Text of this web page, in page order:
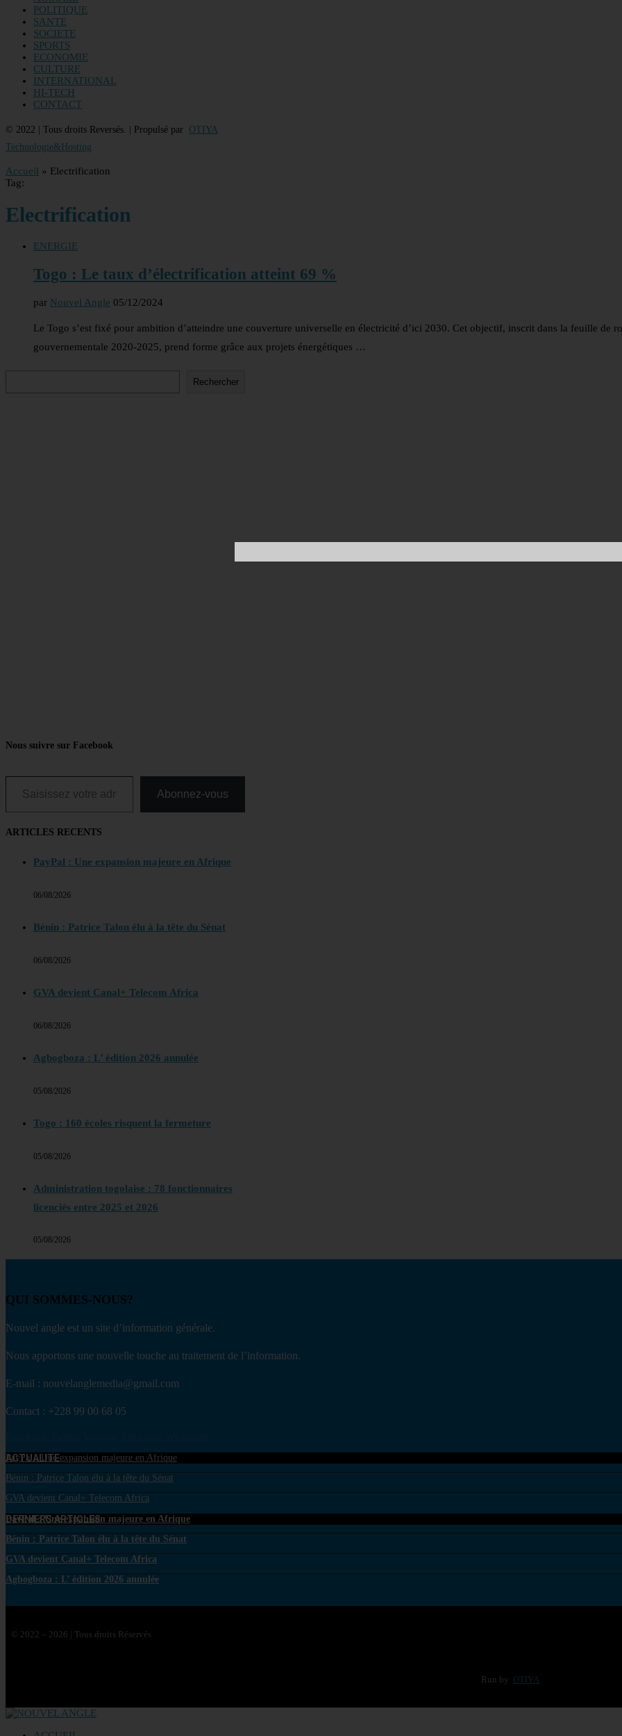
POLITIQUE
SANTE
SOCIETE
SPORTS
ECONOMIE
CULTURE
INTERNATIONAL
HI-TECH
CONTACT
© 2022 | Tous droits Reversés. | Propulsé par OTIYA
Technologie&Hosting
Accueil » Electrification
Tag:
Electrification
ENERGIE
Togo : Le taux d’électrification atteint 69 %
par Nouvel Angle 05/12/2024
Le Togo s’est fixé pour ambition d’atteindre une couverture universelle en électricité d’ici 2030. Cet objectif, inscrit dans la feuille de
gouvernementale 2020-2025, prend forme grâce aux projets énergétiques …
Rechercher
Nous suivre sur Facebook
Saisissez votre adresse e-mail…
Abonnez-vous
ARTICLES RECENTS
PayPal : Une expansion majeure en Afrique
06/08/2026
Bénin : Patrice Talon élu à la tête du Sénat
06/08/2026
GVA devient Canal+ Telecom Africa
06/08/2026
Agbogboza : L’ édition 2026 annulée
05/08/2026
Togo : 160 écoles risquent la fermeture
05/08/2026
Administration togolaise : 78 fonctionnaires
licenciés entre 2025 et 2026
05/08/2026
QUI SOMMES-NOUS?
Nouvel angle est un site d’information générale.
Nous apportons une nouvelle touche au traitement de l’information.
E-mail : nouvelanglemedia@gmail.com
Contact : +228 99 00 68 05
ACTUALITE
PayPal : Une expansion majeure en Afrique
Bénin : Patrice Talon élu à la tête du Sénat
GVA devient Canal+ Telecom Africa
DERNIERS ARTICLES
PayPal : Une expansion majeure en Afrique
Bénin : Patrice Talon élu à la tête du Sénat
GVA devient Canal+ Telecom Africa
Agbogboza : L’ édition 2026 annulée
© 2022 – 2026 | Tous droits Réservés
Run by OTIYA